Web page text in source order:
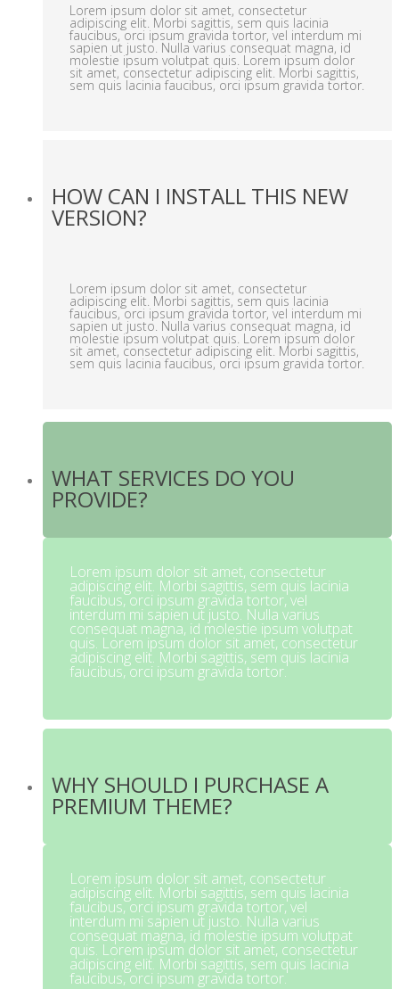
Lorem ipsum dolor sit amet, consectetur
adipiscing elit. Morbi sagittis, sem quis lacinia
faucibus, orci ipsum gravida tortor, vel interdum mi
sapien ut justo. Nulla varius consequat magna, id
molestie ipsum volutpat quis. Lorem ipsum dolor
sit amet, consectetur adipiscing elit. Morbi sagittis,
sem quis lacinia faucibus, orci ipsum gravida tortor.
HOW CAN I INSTALL THIS NEW
VERSION?
Lorem ipsum dolor sit amet, consectetur
adipiscing elit. Morbi sagittis, sem quis lacinia
faucibus, orci ipsum gravida tortor, vel interdum mi
sapien ut justo. Nulla varius consequat magna, id
molestie ipsum volutpat quis. Lorem ipsum dolor
sit amet, consectetur adipiscing elit. Morbi sagittis,
sem quis lacinia faucibus, orci ipsum gravida tortor.
WHAT SERVICES DO YOU
PROVIDE?
Lorem ipsum dolor sit amet, consectetur
adipiscing elit. Morbi sagittis, sem quis lacinia
faucibus, orci ipsum gravida tortor, vel
interdum mi sapien ut justo. Nulla varius
consequat magna, id molestie ipsum volutpat
quis. Lorem ipsum dolor sit amet, consectetur
adipiscing elit. Morbi sagittis, sem quis lacinia
faucibus, orci ipsum gravida tortor.
WHY SHOULD I PURCHASE A
PREMIUM THEME?
Lorem ipsum dolor sit amet, consectetur
adipiscing elit. Morbi sagittis, sem quis lacinia
faucibus, orci ipsum gravida tortor, vel
interdum mi sapien ut justo. Nulla varius
consequat magna, id molestie ipsum volutpat
quis. Lorem ipsum dolor sit amet, consectetur
adipiscing elit. Morbi sagittis, sem quis lacinia
faucibus, orci ipsum gravida tortor.